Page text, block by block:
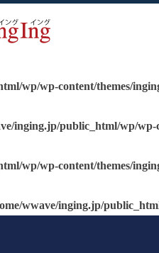
wp/wp-content/themes/
inging.jp/public_html/wp/wp-
wp/wp-content/themes/
wwave/inging.jp/